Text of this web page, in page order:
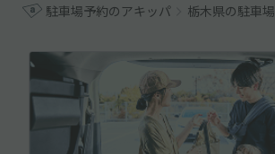
駐車場予約のアキッパ 栃木県の駐車場